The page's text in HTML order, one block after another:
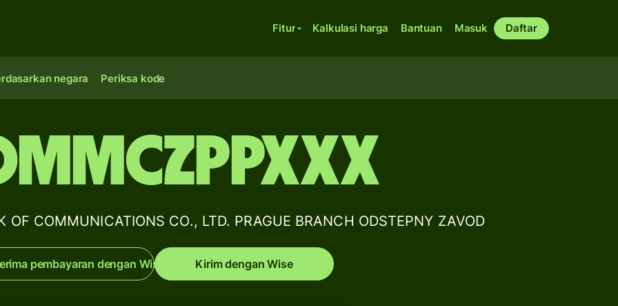
Fitur Kalkulasi harga Bantuan Masuk Daftar
negara Periksa kode
COMMUNICATIONS CO., LTD. PRAGUE BRANCH ODSTEPNY ZAVOD
pembayaran dengan Wise Kirim dengan Wise